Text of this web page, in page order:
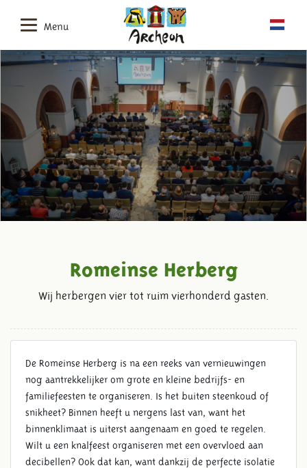
Menu
Romeinse Herberg
Wij herbergen vier tot ruim vierhonderd gasten.
De Romeinse Herberg is na een reeks van vernieuwingen
nog aantrekkelijker om grote en kleine bedrijfs- en
familiefeesten te organiseren. Is het buiten steenkoud of
snikheet? Binnen heeft u nergens last van, want het
binnenklimaat is uiterst aangenaam en goed te regelen.
Wilt u een knalfeest organiseren met een overvloed aan
decibellen? Ook dat kan, want dankzij de perfecte isolatie